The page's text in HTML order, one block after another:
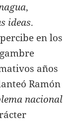
,
ideas.
en los
años
Ramón
nacional